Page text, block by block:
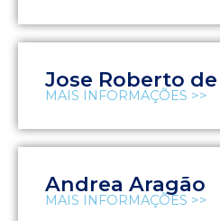
Jose Roberto
MAIS INFORMAÇÕES >>
Andrea Aragão
MAIS INFORMAÇÕES >>